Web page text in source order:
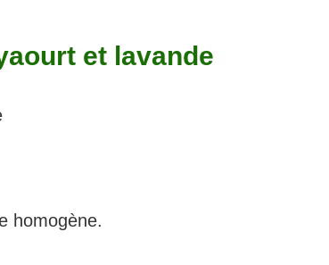
et lavande
homogène.